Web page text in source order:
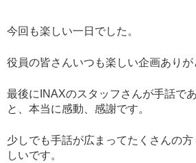
今回も楽しい一日でした。
役員の皆さんいつも楽しい企画ありが
最後にINAXのスタッフさんが手話で
と、本当に感動、感謝です。
少しでも手話が広まってたくさんの
しいです。